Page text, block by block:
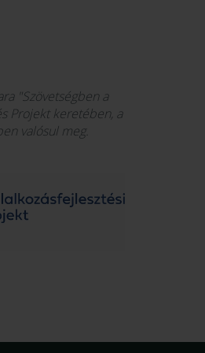
"Szövetségben a
Projekt keretében, a
valósul meg.